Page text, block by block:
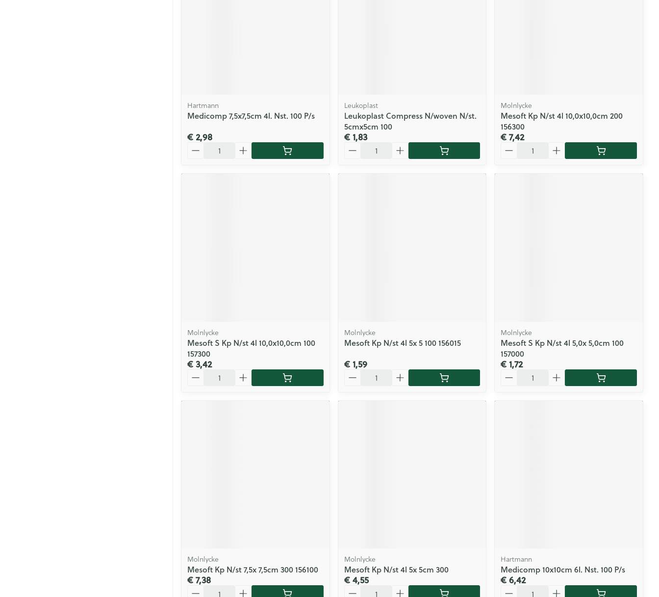
Hartmann
Medicomp 7,5x7,5cm 4l. Nst. 100 P/s
€ 2,98
Leukoplast
Leukoplast Compress N/woven N/st.
5cmx5cm 100
€ 1,83
Molnlycke
Mesoft Kp N/st 4l 10,0x10,0cm 200
156300
€ 7,42
Molnlycke
Mesoft S Kp N/st 4l 10,0x10,0cm 100
157300
€ 3,42
Molnlycke
Mesoft Kp N/st 4l 5x 5 100 156015
€ 1,59
Molnlycke
Mesoft S Kp N/st 4l 5,0x 5,0cm 100
157000
€ 1,72
Molnlycke
Mesoft Kp N/st 7,5x 7,5cm 300 156100
€ 7,38
Molnlycke
Mesoft Kp N/st 4l 5x 5cm 300
€ 4,55
Hartmann
Medicomp 10x10cm 6l. Nst. 100 P/s
€ 6,42